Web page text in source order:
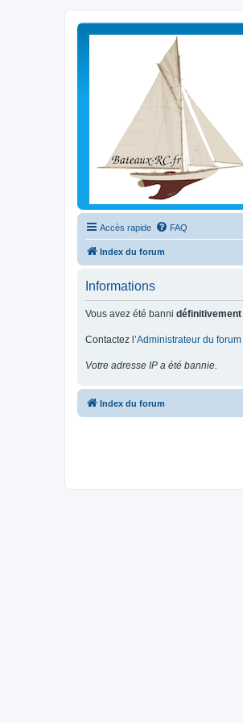
Accès rapide FAQ
Index du forum
Informations
Vous avez été banni définitivement
Contactez l’Administrateur du forum
Votre adresse IP a été bannie.
Index du forum